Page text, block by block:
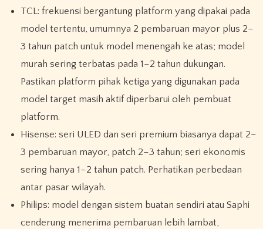
TCL: frekuensi bergantung platform yang dipakai pada
model tertentu, umumnya 2 pembaruan mayor plus 2–
3 tahun patch untuk model menengah ke atas; model
murah sering terbatas pada 1–2 tahun dukungan.
Pastikan platform pihak ketiga yang digunakan pada
model target masih aktif diperbarui oleh pembuat
platform.
Hisense: seri ULED dan seri premium biasanya dapat 2–
3 pembaruan mayor, patch 2–3 tahun; seri ekonomis
sering hanya 1–2 tahun patch. Perhatikan perbedaan
antar pasar wilayah.
Philips: model dengan sistem buatan sendiri atau Saphi
cenderung menerima pembaruan lebih lambat,